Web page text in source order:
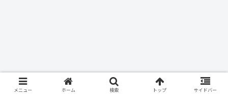
メニュー ホーム 検索 トップ サイドバー